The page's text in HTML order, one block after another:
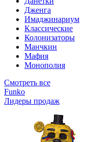
Дженга
Имаджинариум
Классические
Колонизаторы
Манчкин
Мафия
Монополия
Смотреть все
Funko
Лидеры продаж